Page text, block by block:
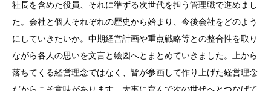
社長を含めた役員、それに準ずる次世代を担う管理職で進めまし
た。会社と個人それぞれの歴史から始まり、今後会社をどのよう
にしていきたいか。中期経営計画や重点戦略等との整合性を取り
ながら各人の思いを文言と絵図へとまとめていきました。上から
落ちてくる経営理念ではなく、皆が参画して作り上げた経営理念